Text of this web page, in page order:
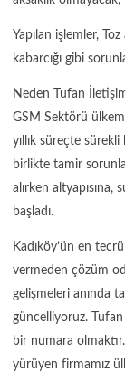
Yapılan işlemler,
kabarcığı gibi
Neden Tufan
GSM Sektörü
yıllık süreçte
birlikte tamir
alırken
başladı.
Kadıköy’ün en
vermeden çözüm
gelişmeleri anında
güncelliyoruz.
bir numara
yürüyen firmamız